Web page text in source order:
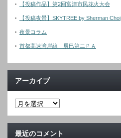
【投稿作品】第2回富津市民花火大会
【投稿夜景】SKYTREE by Sherman Choi
夜景コラム
首都高速湾岸線 辰巳第二ＰＡ
アーカイブ
最近のコメント